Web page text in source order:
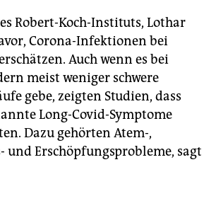
Robert-Koch-Instituts, Lothar
Corona-Infektionen bei
Auch wenn es bei
meist weniger schwere
gebe, zeigten Studien, dass
Long-Covid-Symptome
Dazu gehörten Atem-,
und Erschöpfungsprobleme, sagt